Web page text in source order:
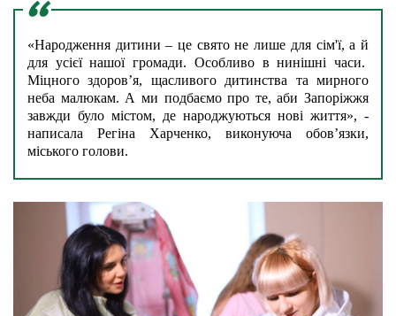
«Народження дитини – це свято не лише для сім'ї, а й
для усієї нашої громади. Особливо в нинішні часи.
Міцного здоров’я, щасливого дитинства та мирного
неба малюкам. А ми подбаємо про те, аби Запоріжжя
завжди було містом, де народжуються нові життя», -
написала Регіна Харченко, виконуюча обов’язки,
міського голови.